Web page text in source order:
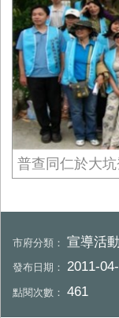
普查同仁於大
市府分類：宣導活動
發布日期：2011-
點閱次數：461